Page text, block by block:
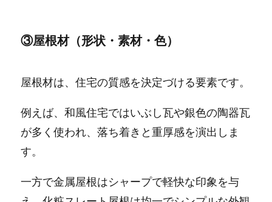
③屋根材（形状・素材・色）
屋根材は、住宅の質感を決定づける要素です。
例えば、和風住宅ではいぶし瓦や銀色の陶器瓦
が多く使われ、落ち着きと重厚感を演出しま
す。
一方で金属屋根はシャープで軽快な印象を与